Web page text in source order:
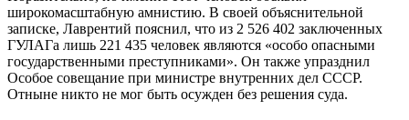
широкомасштабную амнистию. В своей объяснительной
записке, Лаврентий пояснил, что из 2 526 402 заключенных
ГУЛАГа лишь 221 435 человек являются «особо опасными
государственными преступниками». Он также упразднил
Особое совещание при министре внутренних дел СССР.
Отныне никто не мог быть осужден без решения суда.